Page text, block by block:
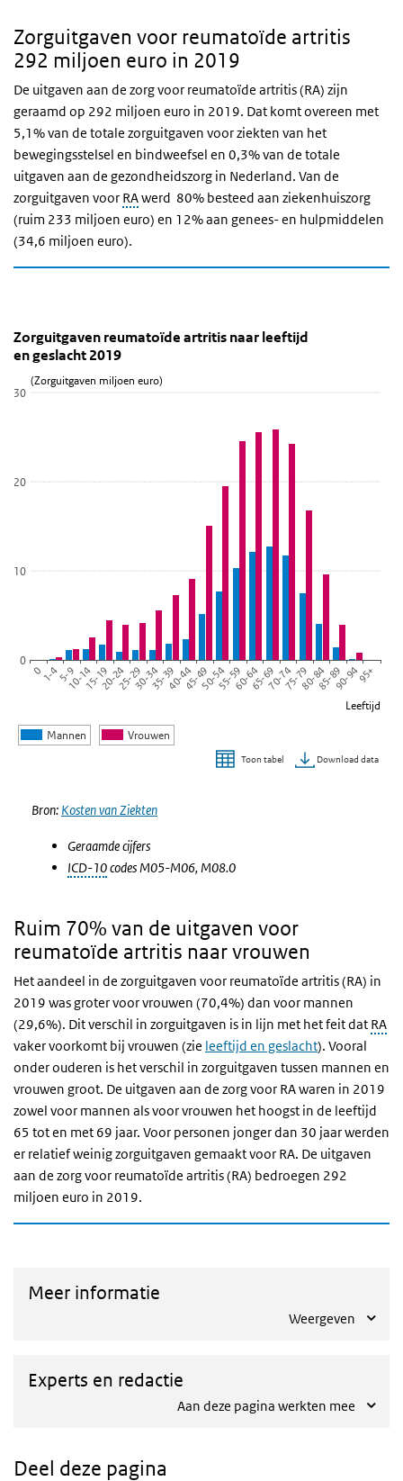
Zorguitgaven voor reumatoïde artritis
292 miljoen euro in 2019
De uitgaven aan de zorg voor reumatoïde artritis (RA) zijn
geraamd op 292 miljoen euro in 2019. Dat komt overeen met
5,1% van de totale zorguitgaven voor ziekten van het
bewegingsstelsel en bindweefsel en 0,3% van de totale
uitgaven aan de gezondheidszorg in Nederland. Van de
zorguitgaven voor RAwerd 80% besteed aan ziekenhuiszorg
(ruim 233 miljoen euro) en 12% aan genees- en hulpmiddelen
(34,6 miljoen euro).
Zorguitgaven reumatoïde artritis naar
Sla de grafiek 'Zorguitgaven reumatoïde artritis naar leeftijd en
Zorguitgaven reumatoïde artritis naar leeftijd en
Staaf grafiek met 2 reeksen.
Bekijk als data tabel.
De grafiek heeft 1 Y-as die (Zorguitgaven miljoen euro) weergeeft.
(Zorguitgaven miljoen euro)
Leeftijd
Zorguitgaven reumatoïde artritis naar leeftijd
en geslacht 2019
Mannen Vrouwen
0
10
20
30
01-45-910-1415-1920-2425-2930-3435-3940-4445-4950-5455-5960-6465-6970-7475-7980-8485-8990-9495+
Toon tabel Download data
Bron: Kosten van Ziekten
Geraamde cijfers
ICD-10codes M05-M06, M08.0
Ruim 70% van de uitgaven voor
reumatoïde artritis naar vrouwen
Het aandeel in de zorguitgaven voor reumatoïde artritis (RA) in
2019 was groter voor vrouwen (70,4%) dan voor mannen
(29,6%). Dit verschil in zorguitgaven is in lijn met het feit dat RA
vaker voorkomt bij vrouwen (zie leeftijd en geslacht). Vooral
onder ouderen is het verschil in zorguitgaven tussen mannen en
vrouwen groot. De uitgaven aan de zorg voor RA waren in 2019
zowel voor mannen als voor vrouwen het hoogst in de leeftijd
65 tot en met 69 jaar. Voor personen jonger dan 30 jaar werden
er relatief weinig zorguitgaven gemaakt voor RA. De uitgaven
aan de zorg voor reumatoïde artritis (RA) bedroegen 292
miljoen euro in 2019.
Meer informatie
Weergeven
Experts en redactie
Aan deze pagina werkten mee
Deel deze pagina